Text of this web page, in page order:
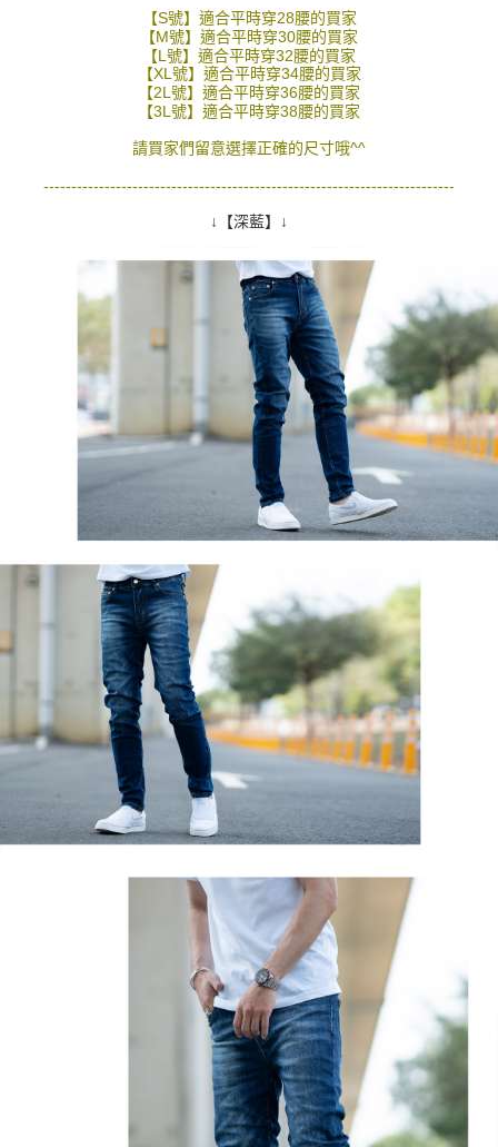
「AFTEE先享後付」，若未經同意申辦者引起之損失，本公司不負相關責
４．使用「AFTEE先享後付」時，將依據個別帳號之用戶狀況，依本公司即
時審查核予不同之上限額度；若仍有額度不足之情形，本公司將視審查結果
請求用戶進行身份認證。
５．嚴禁一人註冊多個帳號或使用他人資訊註冊。若發現惡意使用之情形，
【S號】適合平時穿28腰的買家
【M號】適合平時穿30腰的買家
【L號】適合平時穿32腰的買家
【XL號】適合平時穿34腰的買家
【2L號】適合平時穿36腰的買家
【3L號】適合平時穿38腰的買家
請買家們留意選擇正確的尺寸哦^^
--------------------------------------------------------------------------
↓【深藍】↓